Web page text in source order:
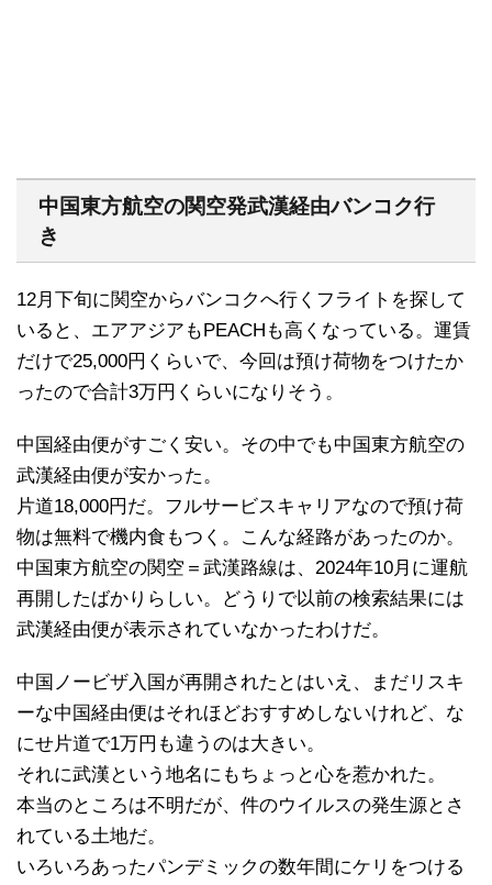
中国東方航空の関空発武漢経由バンコク行
き
12月下旬に関空からバンコクへ行くフライトを探して
いると、エアアジアもPEACHも高くなっている。運賃
だけで25,000円くらいで、今回は預け荷物をつけたか
ったので合計3万円くらいになりそう。
中国経由便がすごく安い。その中でも中国東方航空の
武漢経由便が安かった。
片道18,000円だ。フルサービスキャリアなので預け荷
物は無料で機内食もつく。こんな経路があったのか。
中国東方航空の関空＝武漢路線は、2024年10月に運航
再開したばかりらしい。どうりで以前の検索結果には
武漢経由便が表示されていなかったわけだ。
中国ノービザ入国が再開されたとはいえ、まだリスキ
ーな中国経由便はそれほどおすすめしないけれど、な
にせ片道で1万円も違うのは大きい。
それに武漢という地名にもちょっと心を惹かれた。
本当のところは不明だが、件のウイルスの発生源とさ
れている土地だ。
いろいろあったパンデミックの数年間にケリをつける